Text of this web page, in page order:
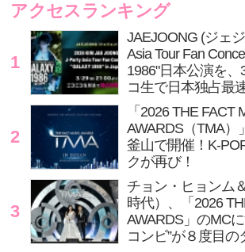
アクセスランキング
1
JAEJOONG (ジェ
Asia Tour Fan
1986"日本公演を、
コ生で日本独占最
2
「2026 THE FACT
AWARDS（TMA）
釜山で開催！K-
クが再び！
3
チョン・ヒョンム
時代）、「2026
AWARDS」のMC
コンビ”が８度目の